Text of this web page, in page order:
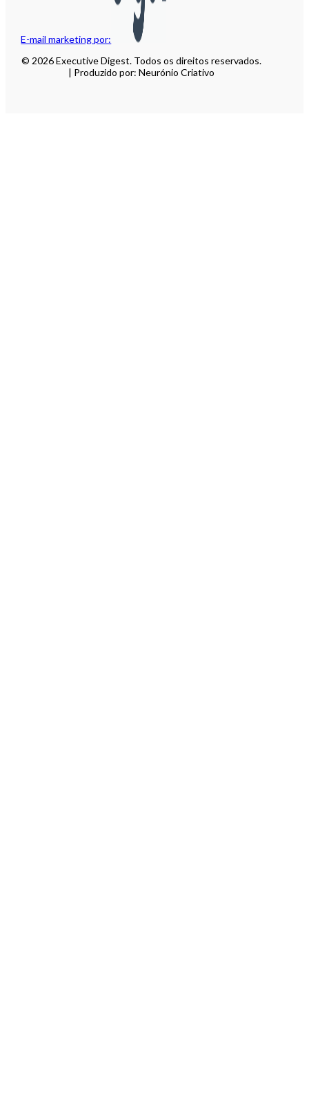
E-mail marketing por:
© 2026 Executive Digest. Todos os direitos reservados.
| Produzido por: Neurónio Criativo